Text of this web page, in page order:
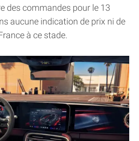
des commandes pour le 13
aucune indication de prix ni de
à ce stade.